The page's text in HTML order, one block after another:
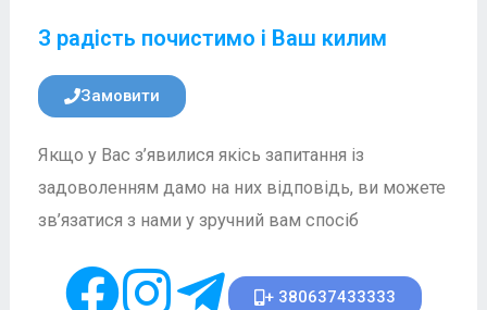
З радість почистимо і Ваш килим
Замовити
Якщо у Вас з’явилися якісь запитання із
задоволенням дамо на них відповідь, ви можете
зв’язатися з нами у зручний вам спосіб
+ 380637433333